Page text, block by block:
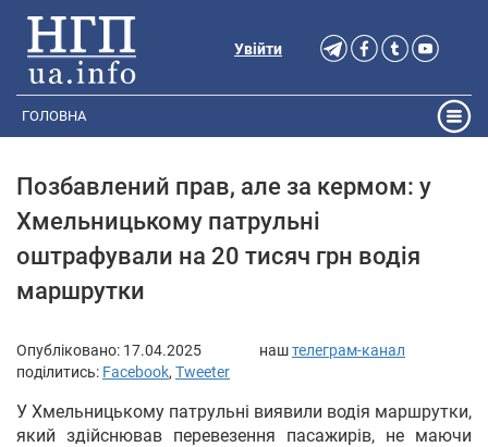
Увійти
ГОЛОВНА
Позбавлений прав, але за кермом: у
Хмельницькому патрульні
оштрафували на 20 тисяч грн водія
маршрутки
Опубліковано: 17.04.2025 наштелеграм-канал
поділитись: Facebook, Tweeter
У Хмельницькому патрульні виявили водія маршрутки,
який здійснював перевезення пасажирів, не маючи